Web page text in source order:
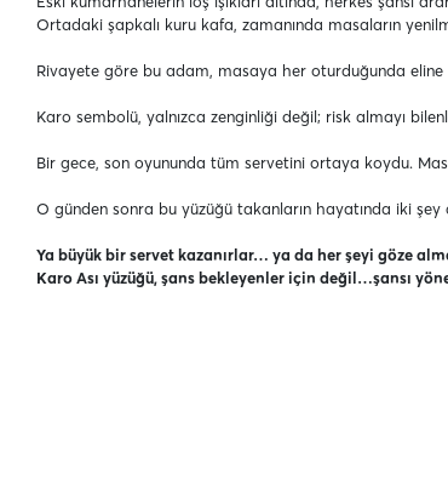
Ortadaki şapkalı kuru kafa, zamanında masaların
Rivayete göre bu adam, masaya her oturduğunda
Karo sembolü, yalnızca zenginliği değil; risk almayı
Bir gece, son oyununda tüm servetini ortaya koydu.
O günden sonra bu yüzüğü takanların hayatında iki şey
Ya büyük bir servet kazanırlar… ya da her şeyi göze
Karo Ası yüzüğü, şans bekleyenler için değil…şansı